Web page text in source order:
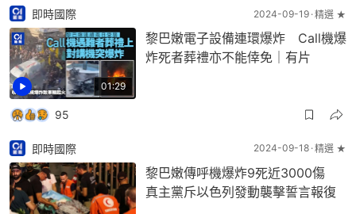
01:29
即時國際 2024-09-19 精選 ★
黎巴嫩電子設備連環爆炸 Call機爆
炸死者葬禮亦不能倖免｜有片
95
即時國際 2024-09-18 精選 ★
黎巴嫩傳呼機爆炸9死近3000傷
真主黨斥以色列發動襲擊誓言報復